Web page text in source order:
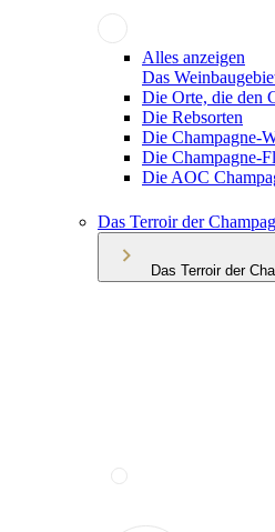
Alles anzeigen
Das
Die Orte, die den
Die Rebsorten
Die Champagne-
Die Champagne-
Die AOC
Das Terroir der
Das Terroir der